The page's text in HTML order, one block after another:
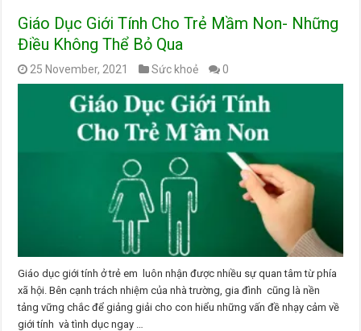
Giáo Dục Giới Tính Cho Trẻ Mầm Non- Những
Điều Không Thể Bỏ Qua
25 November, 2021 Sức khoẻ 0
Giáo dục giới tính ở trẻ em luôn nhận được nhiều sự quan tâm từ phía
xã hội. Bên cạnh trách nhiệm của nhà trường, gia đình cũng là nền
tảng vững chắc để giảng giải cho con hiểu những vấn đề nhạy cảm về
giới tính và tình dục ngay …